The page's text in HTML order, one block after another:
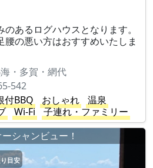
あるログハウスとなります。
の悪い方はおすすめいたしま
・多賀・網代
542
付BBQ おしゃれ
温泉
Wi-Fi
子連れ・ファミリー
シャンビュー！
目安